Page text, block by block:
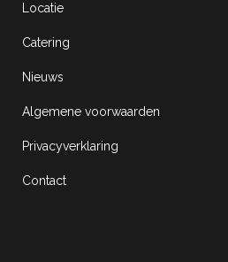
Locatie
Catering
Nieuws
Algemene voorwaarden
Privacyverklaring
Contact